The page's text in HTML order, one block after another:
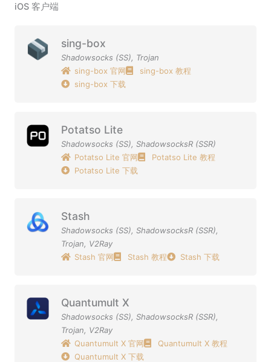
iOS 客户端
sing-box
Shadowsocks (SS), Trojan
sing-box 官网
sing-box 教程
sing-box 下载
Potatso Lite
Shadowsocks (SS), ShadowsocksR (SSR)
Potatso Lite 官网
Potatso Lite 教程
Potatso Lite 下载
Stash
Shadowsocks (SS), ShadowsocksR (SSR),
Trojan, V2Ray
Stash 官网
Stash 教程 Stash 下载
Quantumult X
Shadowsocks (SS), ShadowsocksR (SSR),
Trojan, V2Ray
Quantumult X 官网
Quantumult X 教程
Quantumult X 下载